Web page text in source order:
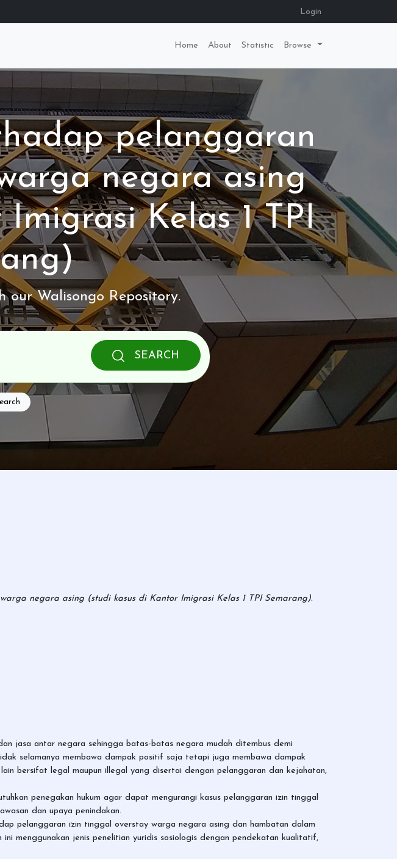
Login
Home About Statistic Browse
pelanggaran
negara asing
Kelas 1 TPI
our Walisongo Repository.
SEARCH
negara asing (studi kasus di Kantor Imigrasi Kelas 1 TPI Semarang).
jasa antar negara sehingga batas-batas negara mudah ditembus demi
selamanya membawa dampak positif saja tetapi juga membawa dampak
bersifat legal maupun illegal yang disertai dengan pelanggaran dan kejahatan,
penegakan hukum agar dapat mengurangi kasus pelanggaran izin tinggal
dan upaya penindakan.
pelanggaran izin tinggal overstay warga negara asing dan hambatan dalam
menggunakan jenis penelitian yuridis sosiologis dengan pendekatan kualitatif,